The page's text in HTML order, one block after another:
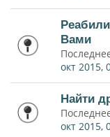
Вами
окт 2015,
Найти
окт 2015,